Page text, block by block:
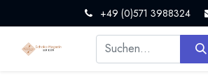
+49 (0)571 3988324